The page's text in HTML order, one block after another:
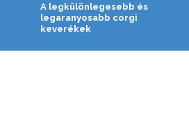
A legkülönlegesebb és
legaranyosabb corgi
keverékek